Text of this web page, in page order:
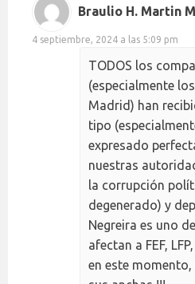
Braulio H. Martin
4 septiembre, 2024 a las 5:09 pm
TODOS los
(especialmente
Madrid) han
tipo
expresado
nuestras
la corrupción
degenerado) y
Negreira es uno
afectan a FEF,
en este momento,